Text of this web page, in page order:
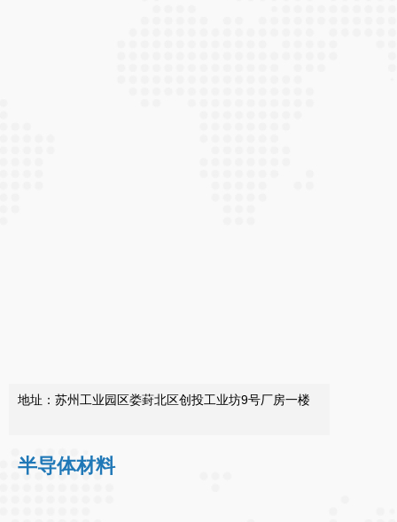
半导体材料
地址：苏州工业园区娄葑北区创投工业坊9号厂房一楼